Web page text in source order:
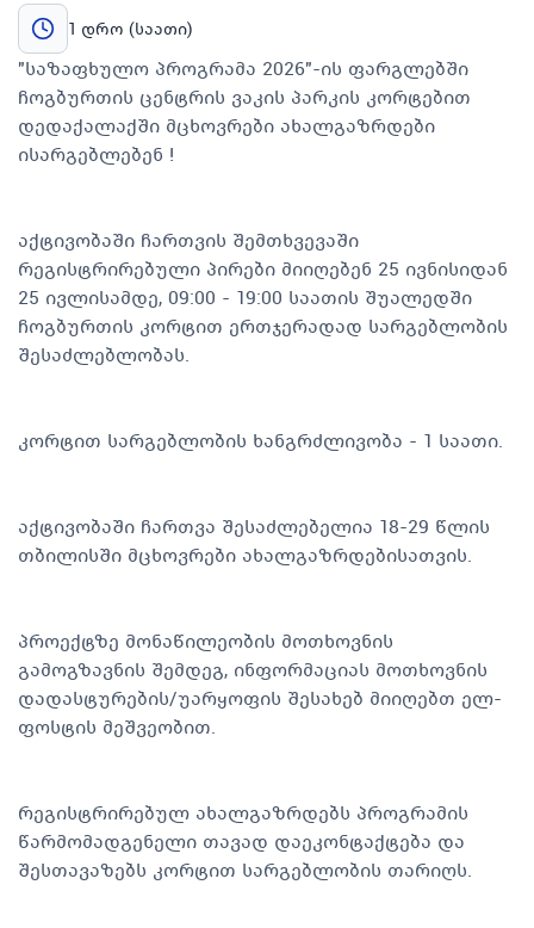
1 დრო (საათი)
"საზაფხულო პროგრამა 2026"-ის ფარგლებში
ჩოგბურთის ცენტრის ვაკის პარკის კორტებით
დედაქალაქში მცხოვრები ახალგაზრდები
ისარგებლებენ !
აქტივობაში ჩართვის შემთხვევაში
რეგისტრირებული პირები მიიღებენ 25 ივნისიდან
25 ივლისამდე, 09:00 - 19:00 საათის შუალედში
ჩოგბურთის კორტით ერთჯერადად სარგებლობის
შესაძლებლობას.
კორტით სარგებლობის ხანგრძლივობა - 1 საათი.
აქტივობაში ჩართვა შესაძლებელია 18-29 წლის
თბილისში მცხოვრები ახალგაზრდებისათვის.
პროექტზე მონაწილეობის მოთხოვნის
გამოგზავნის შემდეგ, ინფორმაციას მოთხოვნის
დადასტურების/უარყოფის შესახებ მიიღებთ ელ-
ფოსტის მეშვეობით.
რეგისტრირებულ ახალგაზრდებს პროგრამის
წარმომადგენელი თავად დაეკონტაქტება და
შესთავაზებს კორტით სარგებლობის თარიღს.